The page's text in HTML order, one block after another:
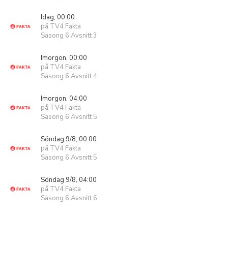
Idag, 00:00
på TV4 Fakta
Säsong 6 Avsnitt 3
Imorgon, 00:00
på TV4 Fakta
Säsong 6 Avsnitt 4
Imorgon, 04:00
på TV4 Fakta
Säsong 6 Avsnitt 5
Söndag 9/8, 00:00
på TV4 Fakta
Säsong 6 Avsnitt 5
Söndag 9/8, 04:00
på TV4 Fakta
Säsong 6 Avsnitt 6